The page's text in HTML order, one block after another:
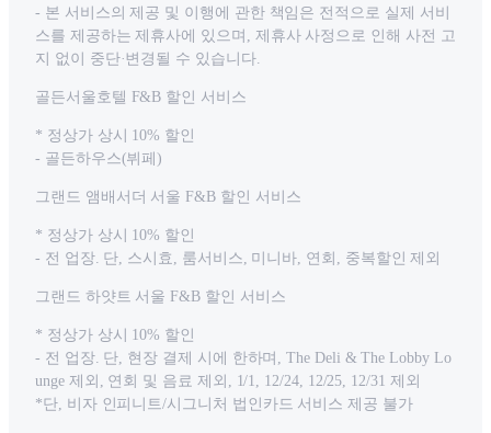
- 본 서비스의 제공 및 이행에 관한 책임은 전적으로 실제 서비
스를 제공하는 제휴사에 있으며, 제휴사 사정으로 인해 사전 고
지 없이 중단·변경될 수 있습니다.
골든서울호텔 F&B 할인 서비스
* 정상가 상시 10% 할인
- 골든하우스(뷔페)
그랜드 앰배서더 서울 F&B 할인 서비스
* 정상가 상시 10% 할인
- 전 업장. 단, 스시효, 룸서비스, 미니바, 연회, 중복할인 제외
그랜드 하얏트 서울 F&B 할인 서비스
* 정상가 상시 10% 할인
- 전 업장. 단, 현장 결제 시에 한하며, The Deli & The Lobby Lo
unge 제외, 연회 및 음료 제외, 1/1, 12/24, 12/25, 12/31 제외
*단, 비자 인피니트/시그니처 법인카드 서비스 제공 불가